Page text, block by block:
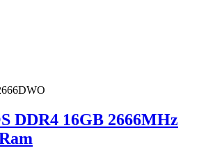
DDR4 16GB 2666MHz